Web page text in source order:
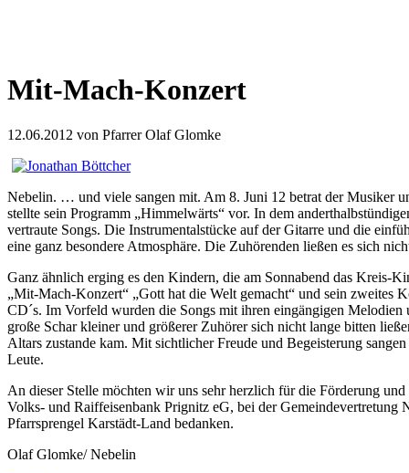
Mit-Mach-Konzert
12.06.2012 von Pfarrer Olaf Glomke
Nebelin. … und viele sangen mit. Am 8. Juni 12 betrat der Musiker
stellte sein Programm „Himmelwärts“ vor. In dem
vertraute Songs. Die Instrumentalstücke auf der Gitarre und die
eine ganz besondere Atmosphäre. Die Zuhörenden ließen es sich
Ganz ähnlich erging es den Kindern, die am Sonnabend das Kreis-
„Mit-Mach-Konzert“ „Gott hat die Welt gemacht“ und sein zweites
CD´s. Im Vorfeld wurden die Songs mit ihren eingängigen
große Schar kleiner und größerer Zuhörer sich nicht lange bitten
Altars zustande kam. Mit sichtlicher Freude und Begeisterung
Leute.
An dieser Stelle möchten wir uns sehr herzlich für die Förderung
Volks- und Raiffeisenbank Prignitz eG, bei der
Pfarrsprengel Karstädt-Land bedanken.
Olaf Glomke/ Nebelin